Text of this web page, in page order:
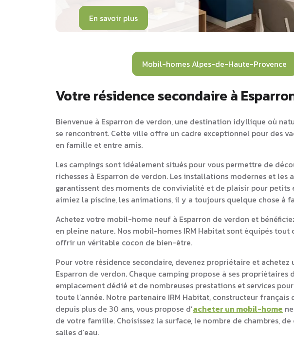
En savoir plus
Mobil-homes Alpes-de-Haute-Provence
Votre résidence secondaire à
Bienvenue à Esparron de verdon, une destination idyllique où
se rencontrent. Cette ville offre un cadre exceptionnel pour des
en famille et entre amis.
Les campings sont idéalement situés pour vous permettre de
richesses à Esparron de verdon. Les installations modernes et les
garantissent des moments de convivialité et de plaisir pour petits
aimiez la piscine, les animations, il y a toujours quelque chose à
Achetez votre mobil-home neuf à Esparron de verdon et
en pleine nature. Nos mobil-homes IRM Habitat sont équipés tout
offrir un véritable cocon de bien-être.
Pour votre résidence secondaire, devenez propriétaire et
Esparron de verdon. Chaque camping propose à ses propriétaires
emplacement dédié et de nombreuses prestations et services
toute l’année. Notre partenaire IRM Habitat, constructeur
depuis plus de 30 ans, vous propose d’acheter un mobil-home
de votre famille. Choisissez la surface, le nombre de chambres, de
salles d’eau.